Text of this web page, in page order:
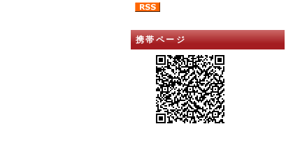
携帯ページ